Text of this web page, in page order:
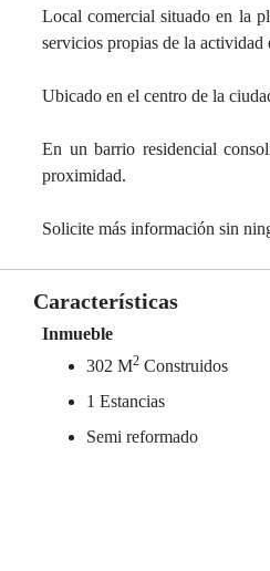
Local comercial situado en la
servicios propias de la actividad
Ubicado en el centro de la
En un barrio residencial
proximidad.
Solicite más información sin
Características
Inmueble
302 M2 Construidos
1 Estancias
Semi reformado